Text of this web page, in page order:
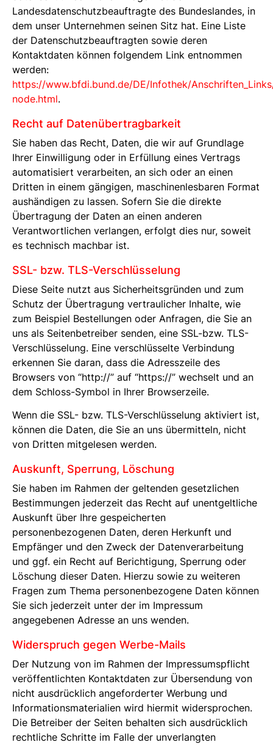
Landesdatenschutzbeauftragte des Bundeslandes, in
dem unser Unternehmen seinen Sitz hat. Eine Liste
der Datenschutzbeauftragten sowie deren
Kontaktdaten können folgendem Link entnommen
werden:
https://www.bfdi.bund.de/DE/Infothek/
node.html.
Recht auf Datenübertragbarkeit
Sie haben das Recht, Daten, die wir auf Grundlage
Ihrer Einwilligung oder in Erfüllung eines Vertrags
automatisiert verarbeiten, an sich oder an einen
Dritten in einem gängigen, maschinenlesbaren Format
aushändigen zu lassen. Sofern Sie die direkte
Übertragung der Daten an einen anderen
Verantwortlichen verlangen, erfolgt dies nur, soweit
es technisch machbar ist.
SSL- bzw. TLS-Verschlüsselung
Diese Seite nutzt aus Sicherheitsgründen und zum
Schutz der Übertragung vertraulicher Inhalte, wie
zum Beispiel Bestellungen oder Anfragen, die Sie an
uns als Seitenbetreiber senden, eine SSL-bzw. TLS-
Verschlüsselung. Eine verschlüsselte Verbindung
erkennen Sie daran, dass die Adresszeile des
Browsers von “http://” auf “https://” wechselt und an
dem Schloss-Symbol in Ihrer Browserzeile.
Wenn die SSL- bzw. TLS-Verschlüsselung aktiviert ist,
können die Daten, die Sie an uns übermitteln, nicht
von Dritten mitgelesen werden.
Auskunft, Sperrung, Löschung
Sie haben im Rahmen der geltenden gesetzlichen
Bestimmungen jederzeit das Recht auf unentgeltliche
Auskunft über Ihre gespeicherten
personenbezogenen Daten, deren Herkunft und
Empfänger und den Zweck der Datenverarbeitung
und ggf. ein Recht auf Berichtigung, Sperrung oder
Löschung dieser Daten. Hierzu sowie zu weiteren
Fragen zum Thema personenbezogene Daten können
Sie sich jederzeit unter der im Impressum
angegebenen Adresse an uns wenden.
Widerspruch gegen Werbe-Mails
Der Nutzung von im Rahmen der Impressumspflicht
veröffentlichten Kontaktdaten zur Übersendung von
nicht ausdrücklich angeforderter Werbung und
Informationsmaterialien wird hiermit widersprochen.
Die Betreiber der Seiten behalten sich ausdrücklich
rechtliche Schritte im Falle der unverlangten